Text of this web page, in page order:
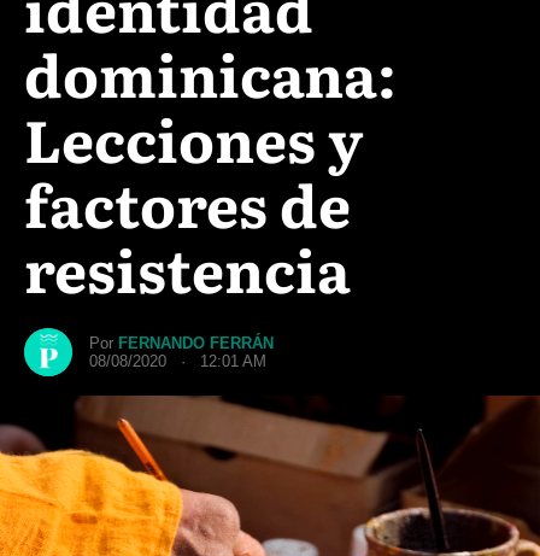
dominicana:
Lecciones y
factores de
resistencia
Por FERNANDO FERRÁN
08/08/2020 · 12:01 AM